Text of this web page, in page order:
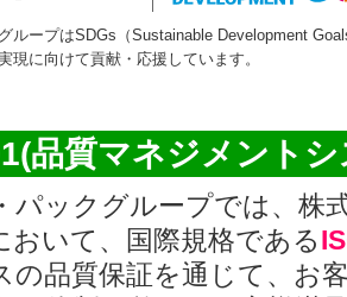
ループはSDGs（Sustainable Development
現に向けて貢献・応援しています。
品質マネジメント
パックグループでは、株
おいて、国際規格である
の品質保証を通じて、お